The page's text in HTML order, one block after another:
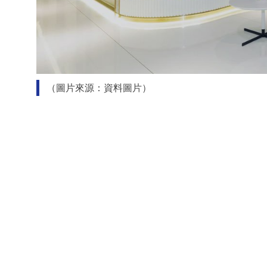
（圖片來源：資料圖片）